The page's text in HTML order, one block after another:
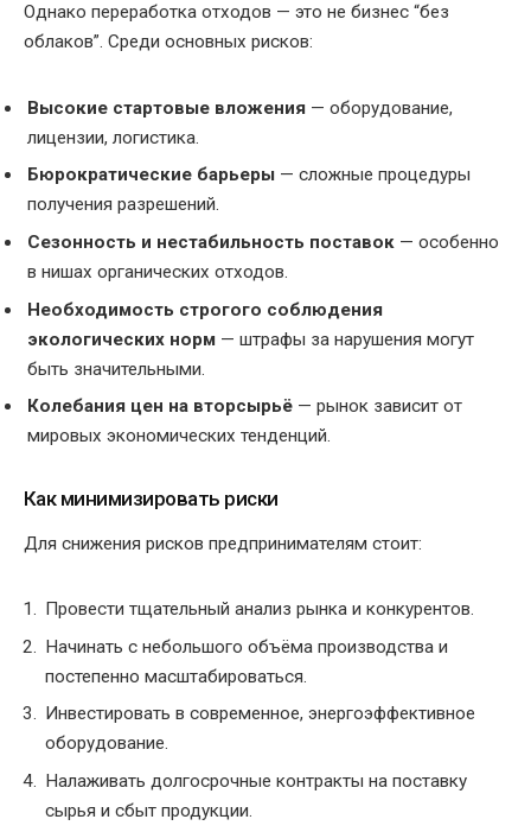
Однако переработка отходов — это не бизнес “без
облаков”. Среди основных рисков:
Высокие стартовые вложения — оборудование,
лицензии, логистика.
Бюрократические барьеры — сложные процедуры
получения разрешений.
Сезонность и нестабильность поставок — особенно
в нишах органических отходов.
Необходимость строгого соблюдения
экологических норм — штрафы за нарушения могут
быть значительными.
Колебания цен на вторсырьё — рынок зависит от
мировых экономических тенденций.
Как минимизировать риски
Для снижения рисков предпринимателям стоит:
Провести тщательный анализ рынка и конкурентов.
Начинать с небольшого объёма производства и
постепенно масштабироваться.
Инвестировать в современное, энергоэффективное
оборудование.
Налаживать долгосрочные контракты на поставку
сырья и сбыт продукции.